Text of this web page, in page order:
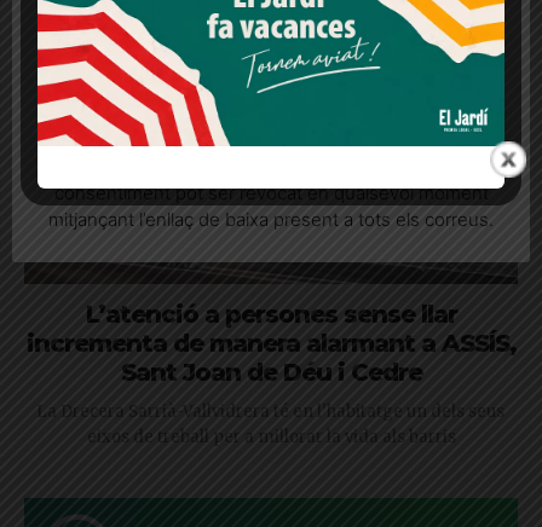
L’atenció a persones sense llar
incrementa de manera alarmant a ASSÍS,
Sant Joan de Déu i Cedre
La Drecera Sarrià-Vallvidrera té en l'habitatge un dels seus
eixos de treball per a millorar la vida als barris
Més informació Acceptar Rebutjar tot
Quan l’usuari crea un compte al Diari el Jardí, dona el
seu consentiment explícit per rebre comunicacions
consentiment pot ser revocat en qualsevol moment
mitjançant l’enllaç de baixa present a tots els correus.